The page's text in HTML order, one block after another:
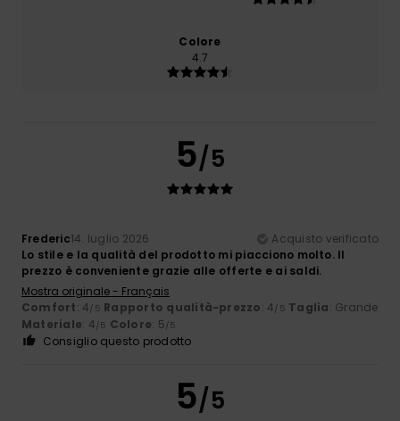
Colore
4.7
5/5
Frederic14. luglio 2026
Acquisto verificato
Lo stile e la qualità del prodotto mi piacciono molto. Il
prezzo è conveniente grazie alle offerte e ai saldi.
Mostra originale - Français
Comfort: 4/5 Rapporto qualità-prezzo: 4/5 Taglia: Grande
Materiale: 4/5 Colore: 5/5
Consiglio questo prodotto
5/5